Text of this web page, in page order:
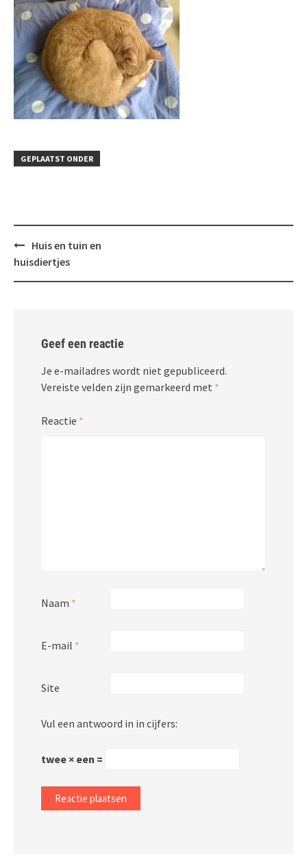
GEPLAATST ONDER
Bericht
navigatie
Huis en tuin en
huisdiertjes
Geef een reactie
Je e-mailadres wordt niet gepubliceerd.
Vereiste velden zijn gemarkeerd met *
Reactie *
Naam *
E-mail *
Site
Vul een antwoord in in cijfers:
twee × een =